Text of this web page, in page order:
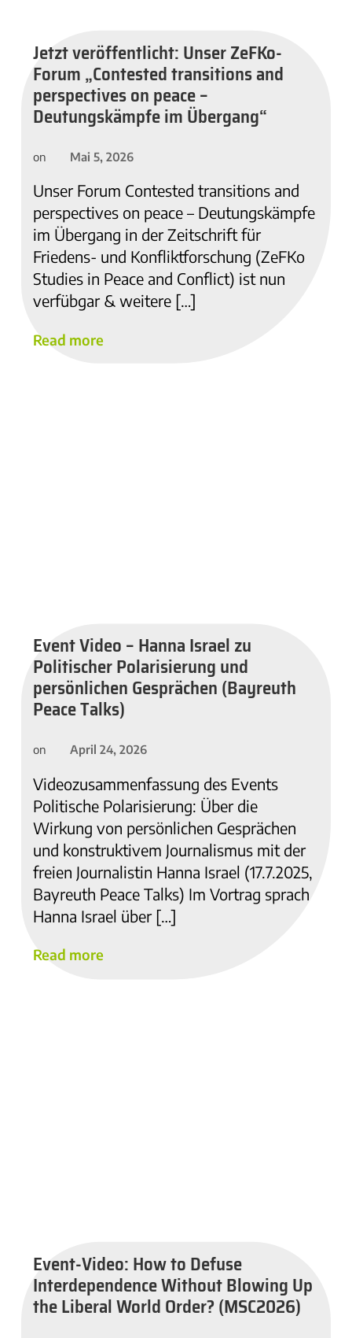
Jetzt veröffentlicht: Unser ZeFKo-
Forum „Contested transitions and
perspectives on peace –
Deutungskämpfe im Übergang“
on Mai 5, 2026
Unser Forum Contested transitions and
perspectives on peace – Deutungskämpfe
im Übergang in der Zeitschrift für
Friedens- und Konfliktforschung (ZeFKo
Studies in Peace and Conflict) ist nun
verfübgar & weitere […]
Read more
Event Video – Hanna Israel zu
Politischer Polarisierung und
persönlichen Gesprächen (Bayreuth
Peace Talks)
on April 24, 2026
Videozusammenfassung des Events
Politische Polarisierung: Über die
Wirkung von persönlichen Gesprächen
und konstruktivem Journalismus mit der
freien Journalistin Hanna Israel (17.7.2025,
Bayreuth Peace Talks) Im Vortrag sprach
Hanna Israel über […]
Read more
Event-Video: How to Defuse
Interdependence Without Blowing Up
the Liberal World Order? (MSC2026)